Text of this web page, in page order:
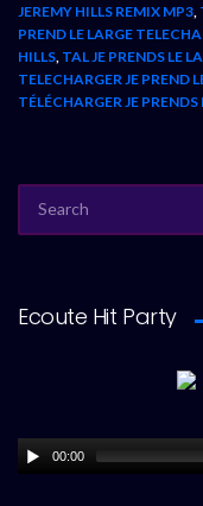
JEREMY HILLS REMIX MP3
PREND LE LARGE
HILLS TAL JE PRENDS LE
TELECHARGER JE PREND
TÉLÉCHARGER JE PRENDS
FOR:
Ecoute Hit Party
00:00